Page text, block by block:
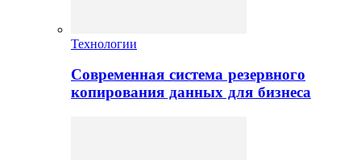
Технологии
Современная система резервного
копирования данных для бизнеса